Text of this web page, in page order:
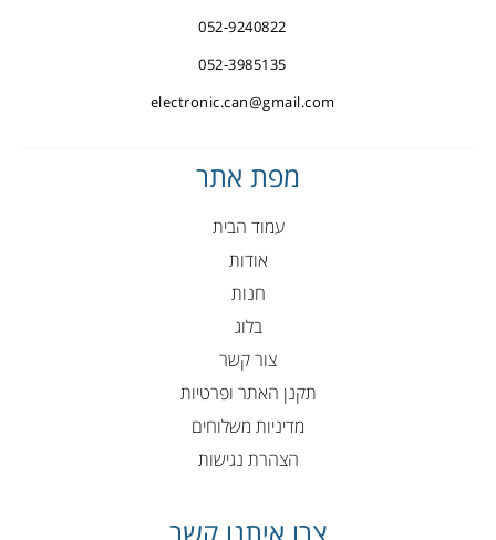
052-9240822
052-3985135
electronic.can@gmail.com
מפת אתר
עמוד הבית
אודות
חנות
בלוג
צור קשר
תקנן האתר ופרטיות
מדיניות משלוחים
הצהרת נגישות
צרו איתנו קשר